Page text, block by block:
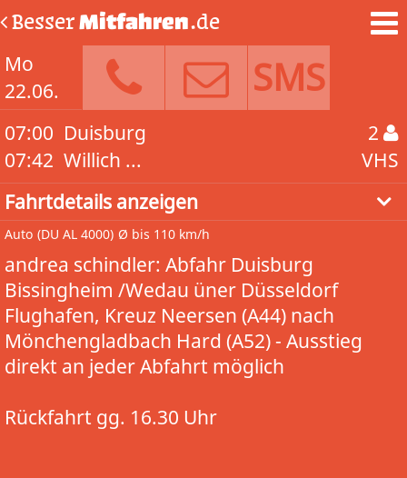
BesserMitfahren.de
Mo
22.06.
SMS
07:00
07:42
Duisburg
Willich ...
2
VHS
Fahrtdetails anzeigen
Auto (DU AL 4000) Ø bis 110 km/h
andrea schindler: Abfahr Duisburg
Bissingheim /Wedau üner Düsseldorf
Flughafen, Kreuz Neersen (A44) nach
Mönchengladbach Hard (A52) - Ausstieg
direkt an jeder Abfahrt möglich
Rückfahrt gg. 16.30 Uhr